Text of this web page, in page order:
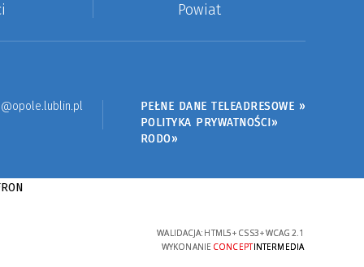
Powiat
PEŁNE DANE TELEADRESOWE »
POLITYKA PRYWATNOŚCI»
RODO»
WALIDACJA: HTML5+ CSS3+WCAG 2.1
WYKONANIE CONCEPTINTERMEDIA